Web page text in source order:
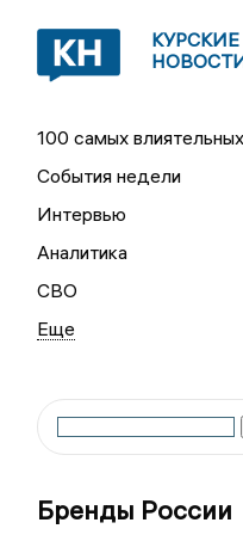
КУРСКИЕ
100 самых
События недели
Интервью
Аналитика
СВО
Бренды России